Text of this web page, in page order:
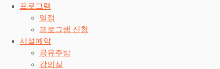
프로그램
일정
프로그램 신청
시설예약
공유주방
강의실